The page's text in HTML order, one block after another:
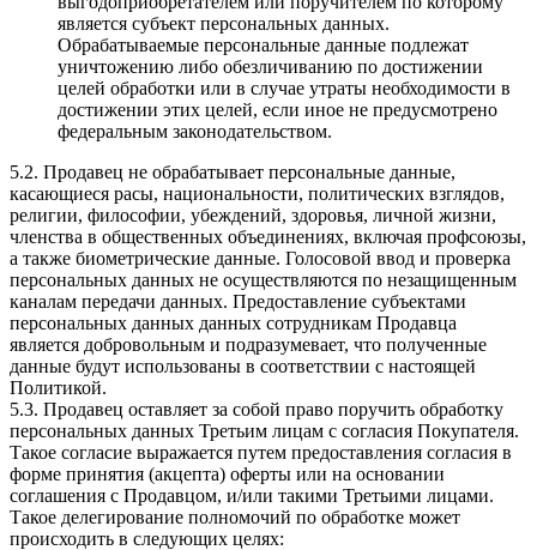
является субъект персональных данных.
Обрабатываемые персональные данные подлежат
уничтожению либо обезличиванию по достижении
целей обработки или в случае утраты необходимости в
достижении этих целей, если иное не предусмотрено
федеральным законодательством.
5.2. Продавец не обрабатывает персональные данные,
касающиеся расы, национальности, политических взглядов,
религии, философии, убеждений, здоровья, личной жизни,
членства в общественных объединениях, включая профсоюзы,
а также биометрические данные. Голосовой ввод и проверка
персональных данных не осуществляются по незащищенным
каналам передачи данных. Предоставление субъектами
персональных данных данных сотрудникам Продавца
является добровольным и подразумевает, что полученные
данные будут использованы в соответствии с настоящей
Политикой.
5.3. Продавец оставляет за собой право поручить обработку
персональных данных Третьим лицам с согласия Покупателя.
Такое согласие выражается путем предоставления согласия в
форме принятия (акцепта) оферты или на основании
соглашения с Продавцом, и/или такими Третьими лицами.
Такое делегирование полномочий по обработке может
происходить в следующих целях: